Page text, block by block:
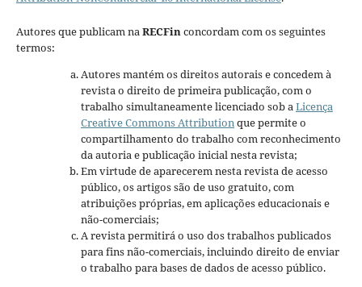
Autores que publicam naRECFinconcordam com os seguintes
termos:
Autores mantém os direitos autorais e concedem à
revista o direito de primeira publicação, com o
trabalho simultaneamente licenciado sob aLicença
Creative Commons Attributionque permite o
compartilhamento do trabalho com reconhecimento
da autoria e publicação inicial nesta revista;
Em virtude de aparecerem nesta revista de acesso
público, os artigos são de uso gratuito, com
atribuições próprias, em aplicações educacionais e
não-comerciais;
A revista permitirá o uso dos trabalhos publicados
para fins não-comerciais, incluindo direito de enviar
o trabalho para bases de dados de acesso público.